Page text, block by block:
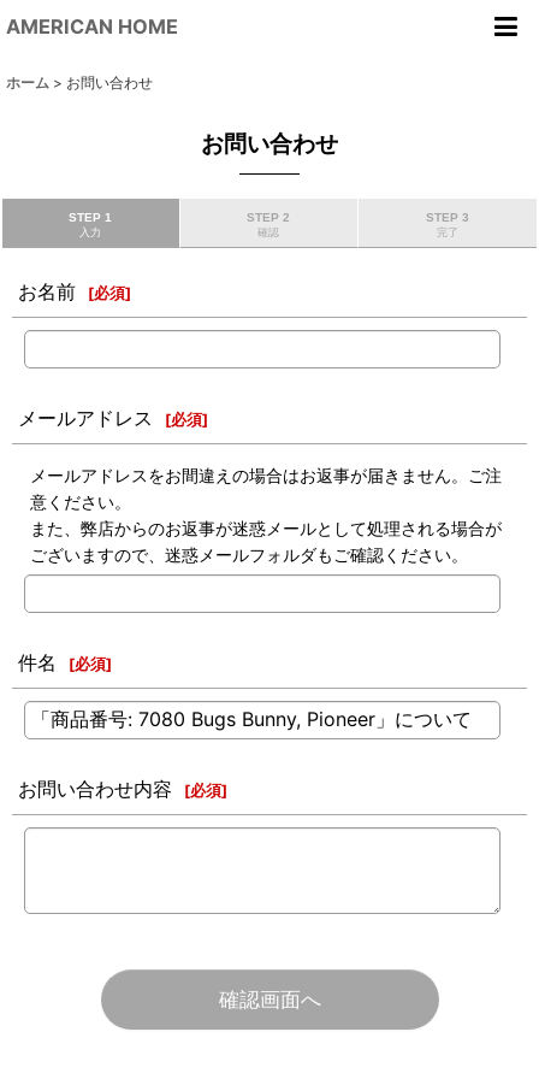
AMERICAN HOME
ホーム > お問い合わせ
お問い合わせ
STEP 1
入力
STEP 2
確認
STEP 3
完了
お名前 [必須]
メールアドレス [必須]
メールアドレスをお間違えの場合はお返事が届きません。ご注
意ください。
また、弊店からのお返事が迷惑メールとして処理される場合が
ございますので、迷惑メールフォルダもご確認ください。
件名 [必須]
お問い合わせ内容 [必須]
確認画面へ